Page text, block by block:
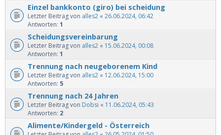
Einzel bankkonto (giro) bei scheidung
Letzter Beitrag von alles2 « 26.06.2024, 06:42
Antworten: 1
Scheidungsvereinbarung
Letzter Beitrag von alles2 « 15.06.2024, 00:08
Antworten: 1
Trennung nach neugeborenem Kind
Letzter Beitrag von alles2 « 12.06.2024, 15:00
Antworten: 5
Trennung nach 24 Jahren
Letzter Beitrag von Dobsi « 11.06.2024, 05:43
Antworten: 2
Alimente/Kindergeld - Österreich